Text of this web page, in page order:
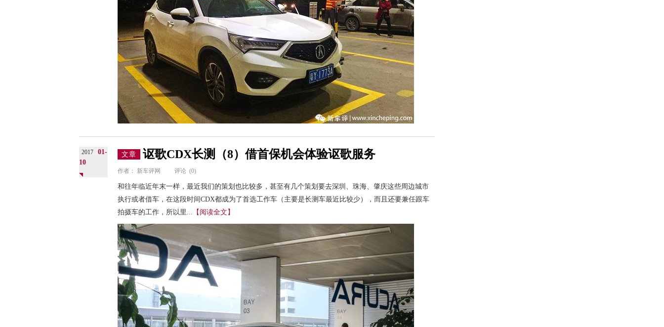
2017
01-
10
文章 讴歌CDX长测（8）借首保机会体验讴歌服务
作者： 新车评网 评论 (0)
和往年临近年末一样，最近我们的策划也比较多，甚至有几个策划要去深圳、珠海、肇庆这些周边城市
执行或者借车，在这段时间CDX都成为了首选工作车（主要是长测车最近比较少），而且还要兼任跟车
拍摄车的工作，所以里... 【阅读全文】